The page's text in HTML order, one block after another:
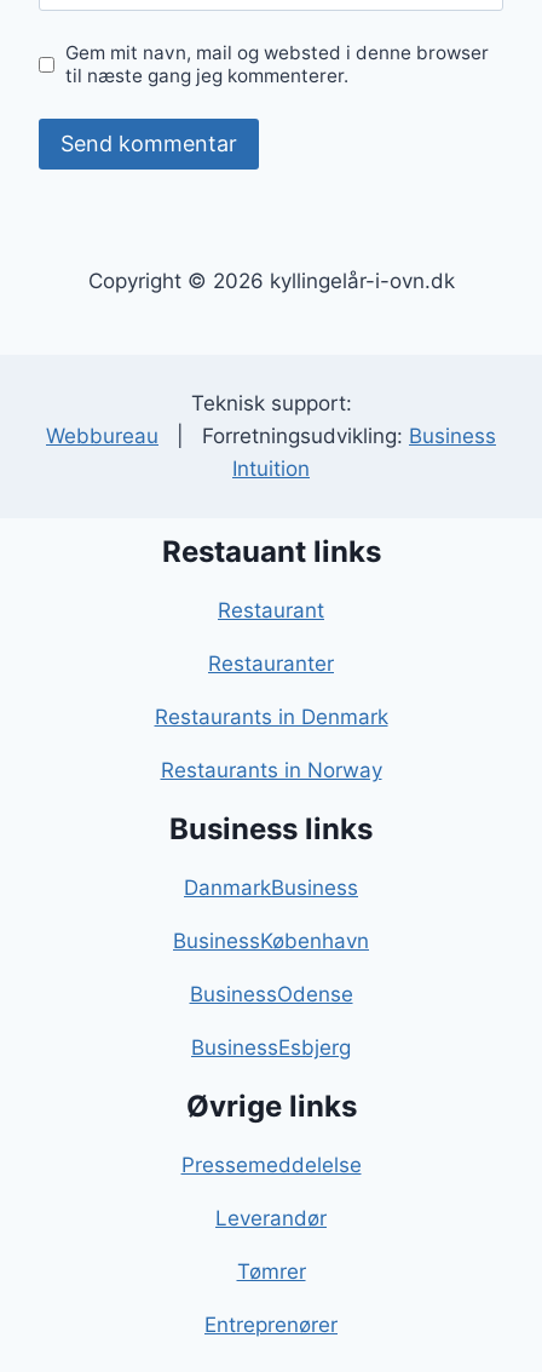
Gem mit navn, mail og websted i denne browser
til næste gang jeg kommenterer.
Copyright © 2026 kyllingelår-i-ovn.dk
Teknisk support:
Webbureau | Forretningsudvikling: Business
Intuition
Restauant links
Restaurant
Restauranter
Restaurants in Denmark
Restaurants in Norway
Business links
DanmarkBusiness
BusinessKøbenhavn
BusinessOdense
BusinessEsbjerg
Øvrige links
Pressemeddelelse
Leverandør
Tømrer
Entreprenører